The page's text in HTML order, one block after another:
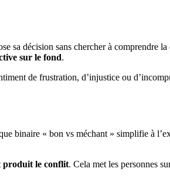
sa décision sans chercher à comprendre
sur le fond.
de frustration, d’injustice ou
binaire « bon vs méchant » simplifie à
produit le conflit. Cela met les personnes